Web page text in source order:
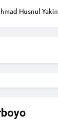
Husnul Yakin